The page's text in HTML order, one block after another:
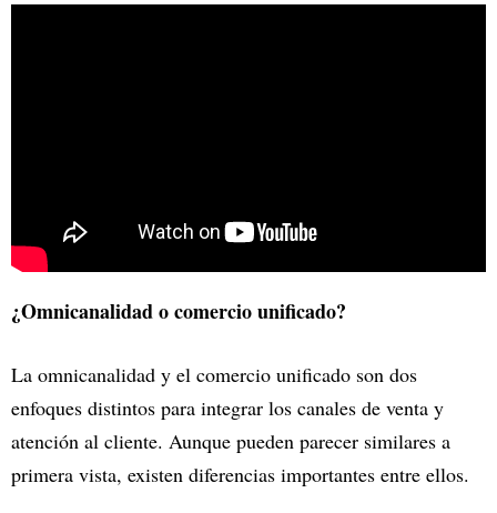
¿Omnicanalidad o comercio unificado?
La omnicanalidad y el comercio unificado son dos
enfoques distintos para integrar los canales de venta y
atención al cliente. Aunque pueden parecer similares a
primera vista, existen diferencias importantes entre ellos.